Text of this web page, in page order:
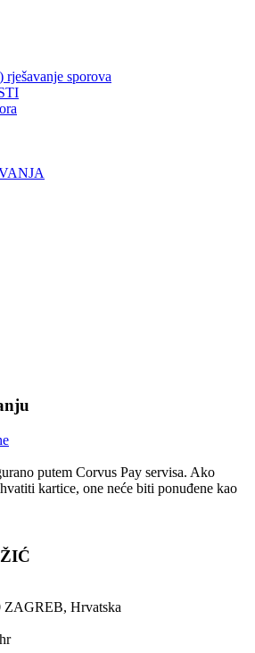
rješavanje sporova
putem Corvus Pay servisa. Ako
kartice, one neće biti ponuđene kao
ZAGREB, Hrvatska